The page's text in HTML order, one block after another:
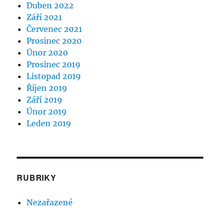
Duben 2022
Září 2021
Červenec 2021
Prosinec 2020
Únor 2020
Prosinec 2019
Listopad 2019
Říjen 2019
Září 2019
Únor 2019
Leden 2019
RUBRIKY
Nezařazené